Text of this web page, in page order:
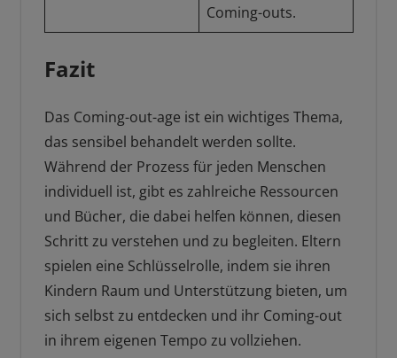
Coming-outs.
Fazit
Das Coming-out-age ist ein wichtiges Thema,
das sensibel behandelt werden sollte.
Während der Prozess für jeden Menschen
individuell ist, gibt es zahlreiche Ressourcen
und Bücher, die dabei helfen können, diesen
Schritt zu verstehen und zu begleiten. Eltern
spielen eine Schlüsselrolle, indem sie ihren
Kindern Raum und Unterstützung bieten, um
sich selbst zu entdecken und ihr Coming-out
in ihrem eigenen Tempo zu vollziehen.